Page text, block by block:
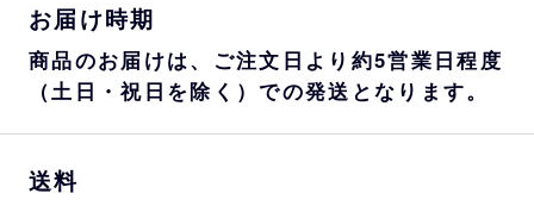
お届け時期
商品のお届けは、ご注文日より約5営業日程度
（土日・祝日を除く）での発送となります。
送料